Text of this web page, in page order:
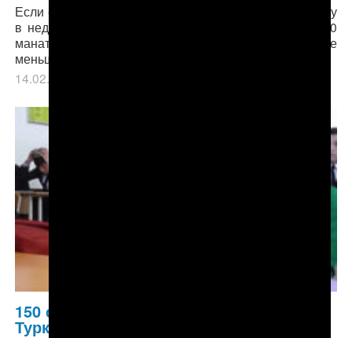
Если еще пару месяцев назад, чтобы сводить подругу
в недорогой ресторан, можно было уложиться в 300
манатов, то сегодня это удовольствие обойдется не
меньше, чем в 500-600 манатов.
14.02.2019
150 студентов депортированы в
Туркменистан в 2018 году